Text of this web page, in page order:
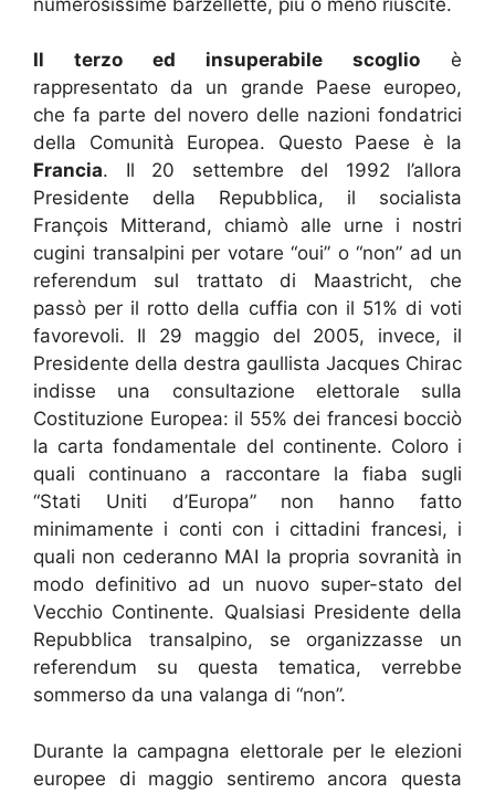
Il terzo ed insuperabile scoglio è
rappresentato da un grande Paese europeo,
che fa parte del novero delle nazioni fondatrici
della Comunità Europea. Questo Paese è la
Francia. Il 20 settembre del 1992 l’allora
Presidente della Repubblica, il socialista
François Mitterand, chiamò alle urne i nostri
cugini transalpini per votare “oui” o “non” ad un
referendum sul trattato di Maastricht, che
passò per il rotto della cuffia con il 51% di voti
favorevoli. Il 29 maggio del 2005, invece, il
Presidente della destra gaullista Jacques Chirac
indisse una consultazione elettorale sulla
Costituzione Europea: il 55% dei francesi bocciò
la carta fondamentale del continente. Coloro i
quali continuano a raccontare la fiaba sugli
“Stati Uniti d’Europa” non hanno fatto
minimamente i conti con i cittadini francesi, i
quali non cederanno MAI la propria sovranità in
modo definitivo ad un nuovo super-stato del
Vecchio Continente. Qualsiasi Presidente della
Repubblica transalpino, se organizzasse un
referendum su questa tematica, verrebbe
sommerso da una valanga di “non”.
Durante la campagna elettorale per le elezioni
europee di maggio sentiremo ancora questa